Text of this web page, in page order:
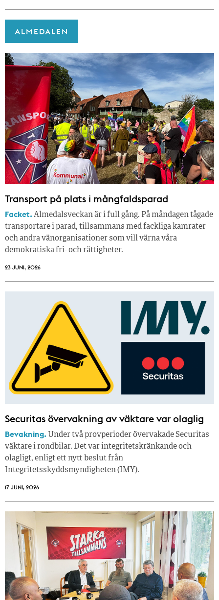
ALMEDALEN
Transport på plats i mångfaldsparad
Facket.Almedalsveckan är i full gång. På måndagen tågade
transportare i parad, tillsammans med fackliga kamrater
och andra vänorganisationer som vill värna våra
demokratiska fri- och rättigheter.
23 JUNI, 2026
Securitas övervakning av väktare var olaglig
Bevakning. Under två provperioder övervakade Securitas
väktare i rondbilar. Det var integritetskränkande och
olagligt, enligt ett nytt beslut från
Integritetsskyddsmyndigheten (IMY).
17 JUNI, 2026